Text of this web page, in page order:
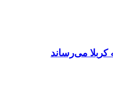
کربلا می‌رساند